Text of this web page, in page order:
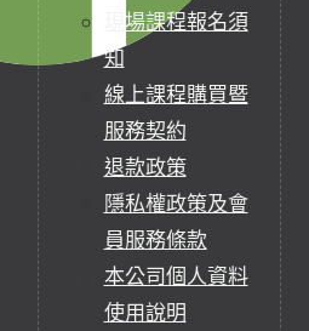
現場課程報名須
知
線上課程購買暨
服務契約
退款政策
隱私權政策及會
員服務條款
本公司個人資料
使用說明